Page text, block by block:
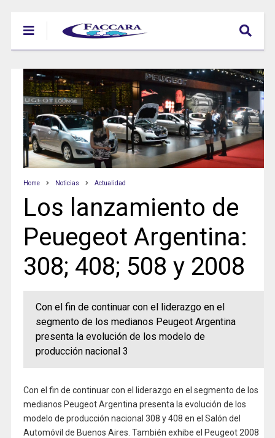
Home Noticias Actualidad
Los lanzamiento de
Peuegeot Argentina:
308; 408; 508 y 2008
Con el fin de continuar con el liderazgo en el
segmento de los medianos Peugeot Argentina
presenta la evolución de los modelo de
producción nacional 3
Con el fin de continuar con el liderazgo en el segmento de los
medianos Peugeot Argentina presenta la evolución de los
modelo de producción nacional 308 y 408 en el Salón del
Automóvil de Buenos Aires. También exhibe el Peugeot 2008